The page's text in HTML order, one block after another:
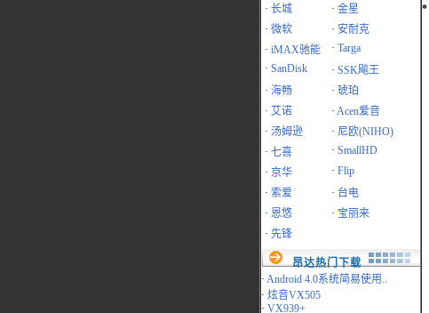
· 长城 · 金星
· 微软 · 安耐克
· iMAX驰能 · Targa
· SanDisk · SSK飚王
· 海畅 · 琥珀
· 艾诺 · Acen爱音
· 汤姆逊 · 尼欧(NIHO)
· 七喜 · SmallHD
· 京华 · Flip
· 索爱 · 台电
· 恩悠 · 宝丽来
· 先锋
昂达热门下载
· Android 4.0系统简易使用..
· 炫音VX505
· VX939+
*